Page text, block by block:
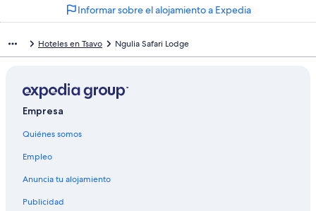
Informar sobre el alojamiento a Expedia
Hoteles en Tsavo Ngulia Safari Lodge
Empresa
Quiénes somos
Empleo
Anuncia tu alojamiento
Publicidad